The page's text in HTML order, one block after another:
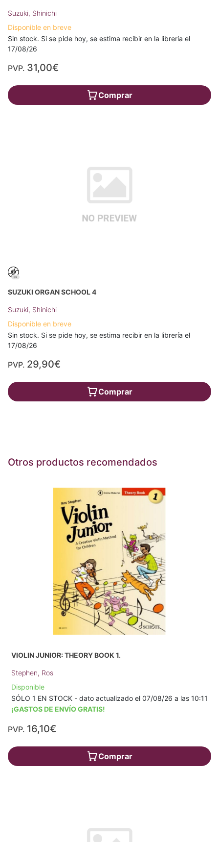
Suzuki, Shinichi
Disponible en breve
Sin stock. Si se pide hoy, se estima recibir en la librería el
17/08/26
PVP. 31,00€
Comprar
SUZUKI ORGAN SCHOOL 4
Suzuki, Shinichi
Disponible en breve
Sin stock. Si se pide hoy, se estima recibir en la librería el
17/08/26
PVP. 29,90€
Comprar
Otros productos recomendados
VIOLIN JUNIOR: THEORY BOOK 1.
Stephen, Ros
Disponible
SÓLO 1 EN STOCK - dato actualizado el 07/08/26 a las 10:11
¡GASTOS DE ENVÍO GRATIS!
PVP. 16,10€
Comprar